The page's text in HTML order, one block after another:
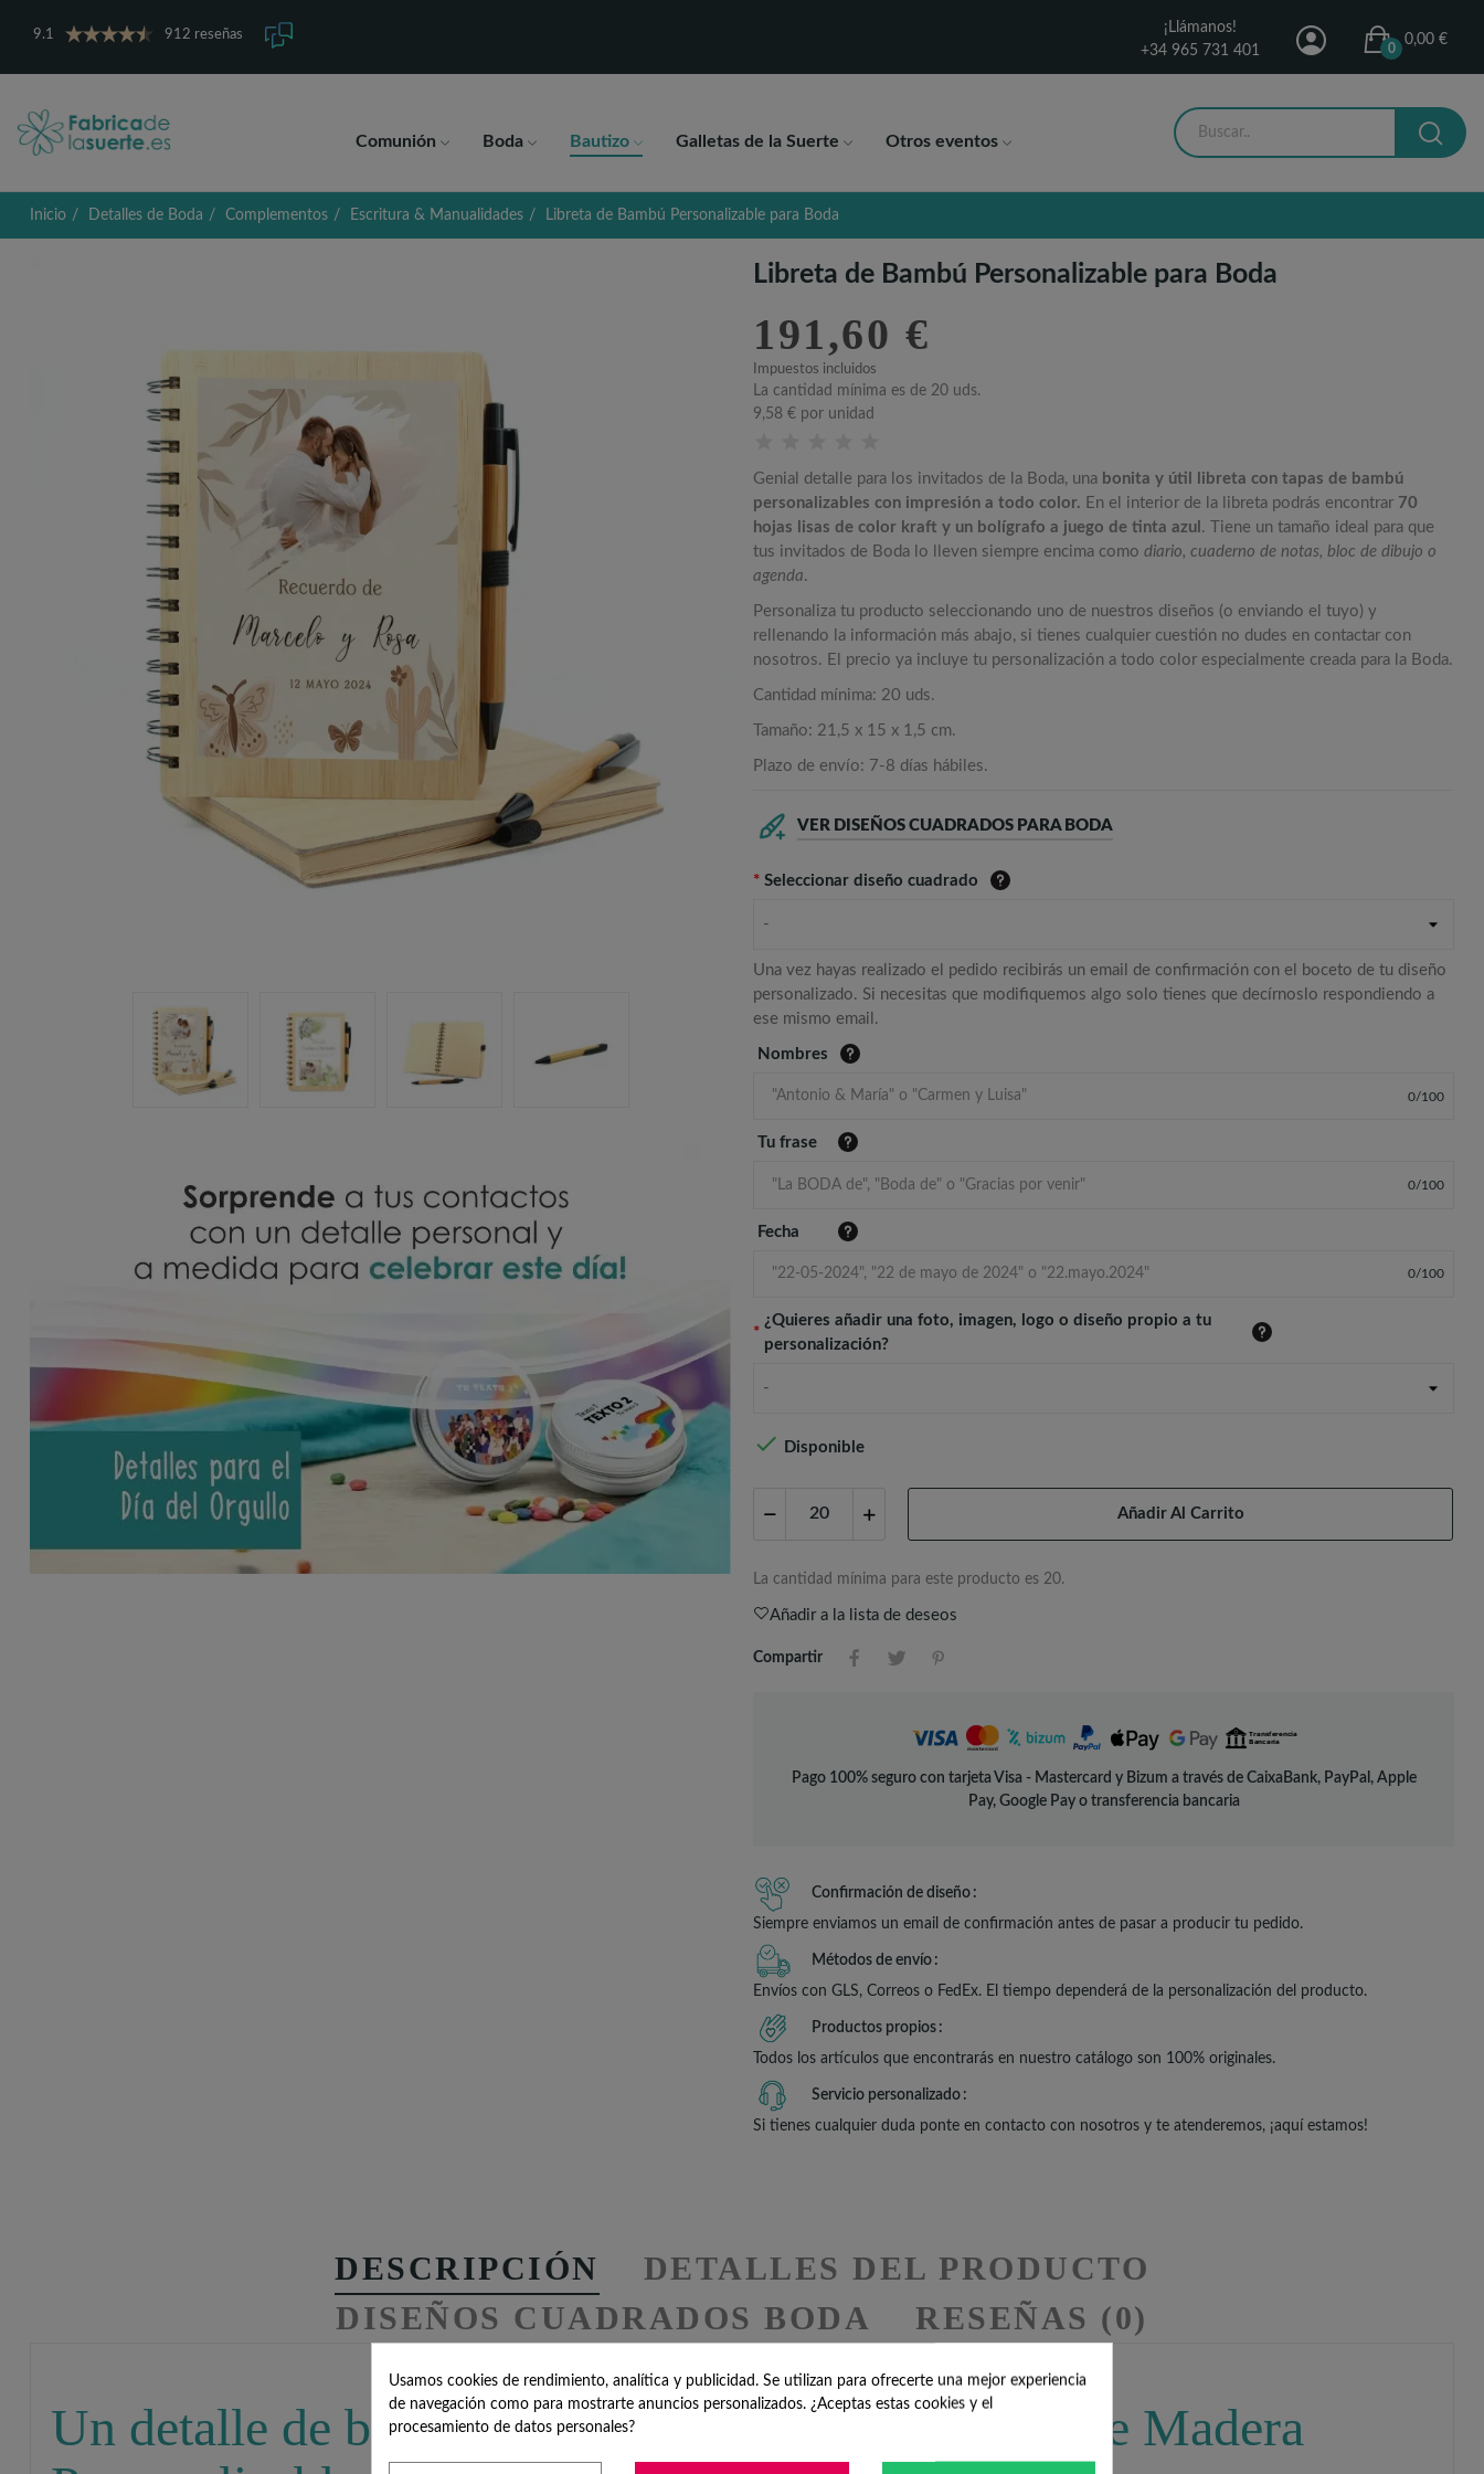
9.1 912 reseñas
¡Llámanos!
+34 965 731 401
0,00 €
0
Comunión Boda Bautizo Galletas de la Suerte Otros eventos
Inicio Detalles de Boda Complementos Escritura & Manualidades Libreta de Bambú Personalizable para Boda
Libreta de Bambú Personalizable para Boda
191,60 €
Impuestos incluidos
La cantidad mínima es de 20 uds.
9,58 € por unidad
Genial detalle para los invitados de la Boda, una bonita y útil libreta con tapas de bambú
personalizables con impresión a todo color. En el interior de la libreta podrás encontrar 70
hojas lisas de color kraft y un bolígrafo a juego de tinta azul . Tiene un tamaño ideal para que
tus invitados de Boda lo lleven siempre encima como diario, cuaderno de notas, bloc de dibujo o
agenda.
Personaliza tu producto seleccionando uno de nuestros diseños (o enviando el tuyo) y
rellenando la información más abajo, si tienes cualquier cuestión no dudes en contactar con
nosotros. El precio ya incluye tu personalización a todo color especialmente creada para la Boda.
Cantidad mínima: 20 uds.
Tamaño: 21,5 x 15 x 1,5 cm.
Plazo de envío: 7-8 días hábiles.
VER DISEÑOS CUADRADOS PARA BODA
* Seleccionar diseño cuadrado
-
Una vez hayas realizado el pedido recibirás un email de confirmación con el boceto de tu diseño
personalizado. Si necesitas que modifiquemos algo solo tienes que decírnoslo respondiendo a
ese mismo email.
Nombres
0/100
Tu frase
0/100
Fecha
0/100
*
¿Quieres añadir una foto, imagen, logo o diseño propio a tu
personalización?
-
 Disponible
Añadir Al Carrito
La cantidad mínima para este producto es 20.
Añadir a la lista de deseos
Compartir
Pago 100% seguro con tarjeta Visa - Mastercard y Bizum a través de CaixaBank, PayPal, Apple
Pay, Google Pay o transferencia bancaria
Confirmación de diseño
Siempre enviamos un email de confirmación antes de pasar a producir tu pedido.
Métodos de envío
Envíos con GLS, Correos o FedEx. El tiempo dependerá de la personalización del producto.
Productos propios
Todos los artículos que encontrarás en nuestro catálogo son 100% originales.
Servicio personalizado
Si tienes cualquier duda ponte en contacto con nosotros y te atenderemos, ¡aquí estamos!
DESCRIPCIÓN
DETALLES DEL PRODUCTO
DISEÑOS CUADRADOS BODA
RESEÑAS (0)
Un detalle de boda original y sostenible: Libreta de Madera
Usamos cookies de rendimiento, analítica y publicidad. Se utilizan para ofrecerte una mejor experiencia
de navegación como para mostrarte anuncios personalizados. ¿Aceptas estas cookies y el
procesamiento de datos personales?